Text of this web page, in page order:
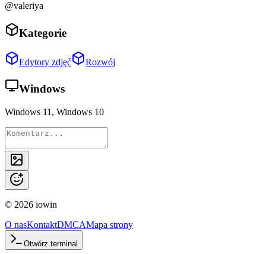
@valeriya
Kategorie
Edytory zdjęć Rozwój
Windows
Windows 11, Windows 10
© 2026 iowin
O nasKontaktDMCAMapa strony
Otwórz terminal